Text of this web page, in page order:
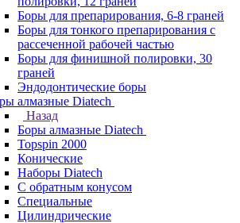
Боры для препарирования, 6-8 граней
Боры для тонкого препарирования с
рассеченной рабочей частью
Боры для финишной полировки, 30
граней
Эндодонтические боры
алмазные Diatech
Назад
Боры алмазные Diatech
Topspin 2000
Конические
Наборы Diatech
С обратным конусом
Специальные
Цилиндрические